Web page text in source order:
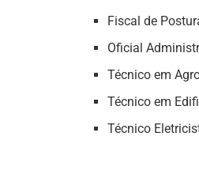
Fiscal de
Oficial
Técnico em
Técnico em
Técnico